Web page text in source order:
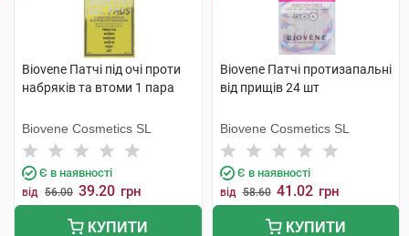
Biovene Патчі під очі проти
набряків та втоми 1 пара
Biovene Cosmetics SL
Є в наявності
від 56.00 39.20 грн
КУПИТИ
Biovene Патчі протизапальні
від прищів 24 шт
Biovene Cosmetics SL
Є в наявності
від 58.60 41.02 грн
КУПИТИ